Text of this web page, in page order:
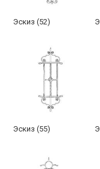
Эскиз (52)
Эскиз (55)